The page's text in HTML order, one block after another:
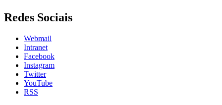
Redes Sociais
Webmail
Intranet
Facebook
Instagram
Twitter
YouTube
RSS